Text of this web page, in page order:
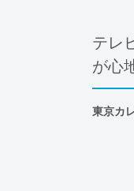
テレ
が心
東京カ